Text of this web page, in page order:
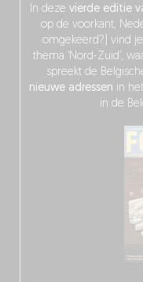
In deze vierde editie
op de voorkant,
omgekeerd?) vind
thema ‘Nord-Zuid’,
spreekt de
nieuwe adressen in
in de